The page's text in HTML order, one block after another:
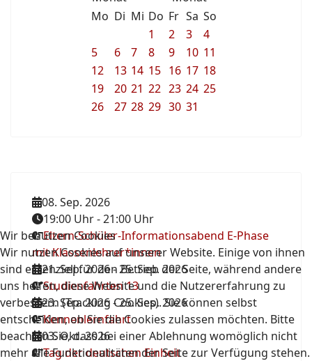
Mo Di Mi Do Fr Sa So
1
2 3
4
5
6 7 8 9 10 11
12
13 14 15 16 17 18
19
20 21 22 23 24 25
26
27 28 29 30 31
08. Sep. 2026
19:00 Uhr-21:00 Uhr
Eltern-Schüler-Informationsabend E-Phase
mit Klassenlehrer*innen
21. Sep. 2026-25. Sep. 2026
Studienfahrten 13
23. Sep. 2026-25. Sep. 2026
Kennenlernfahrt
03. Okt. 2026
Tag der deutschen Einheit
Wir benutzen Cookies
Wir nutzen Cookies auf unserer Website. Einige von ihnen
sind essenziell für den Betrieb der Seite, während andere
uns helfen, diese Website und die Nutzererfahrung zu
verbessern (Tracking Cookies). Sie können selbst
entscheiden, ob Sie die Cookies zulassen möchten. Bitte
beachten Sie, dass bei einer Ablehnung womöglich nicht
mehr alle Funktionalitäten der Seite zur Verfügung stehen.